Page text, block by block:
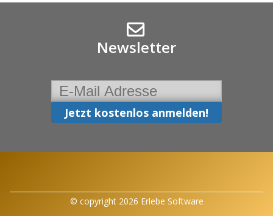
Newsletter
© copyright 2026 Erlebe Software